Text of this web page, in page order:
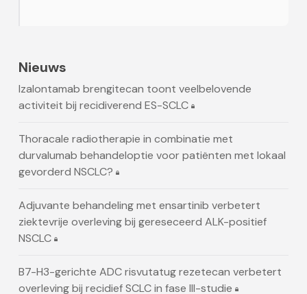
Nieuws
Izalontamab brengitecan toont veelbelovende
activiteit bij recidiverend ES-SCLC
Thoracale radiotherapie in combinatie met
durvalumab behandeloptie voor patiënten met lokaal
gevorderd NSCLC?
Adjuvante behandeling met ensartinib verbetert
ziektevrije overleving bij gereseceerd ALK-positief
NSCLC
B7-H3-gerichte ADC risvutatug rezetecan verbetert
overleving bij recidief SCLC in fase III-studie